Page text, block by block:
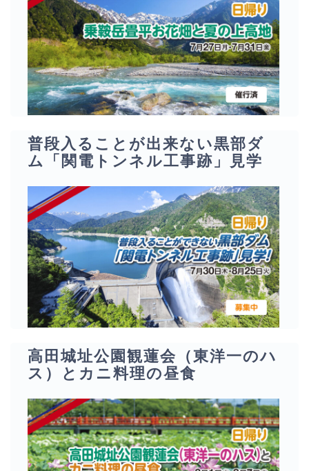
普段入ることが出来ない黒部ダ
ム「関電トンネル工事跡」見学
高田城址公園観蓮会（東洋一のハ
ス）とカニ料理の昼食